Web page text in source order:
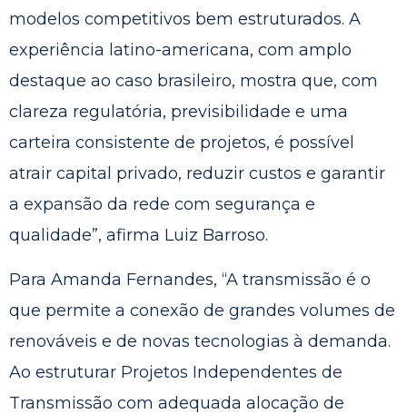
modelos competitivos bem estruturados. A
experiência latino-americana, com amplo
destaque ao caso brasileiro, mostra que, com
clareza regulatória, previsibilidade e uma
carteira consistente de projetos, é possível
atrair capital privado, reduzir custos e garantir
a expansão da rede com segurança e
qualidade”, afirma Luiz Barroso.
Para Amanda Fernandes, “A transmissão é o
que permite a conexão de grandes volumes de
renováveis e de novas tecnologias à demanda.
Ao estruturar Projetos Independentes de
Transmissão com adequada alocação de